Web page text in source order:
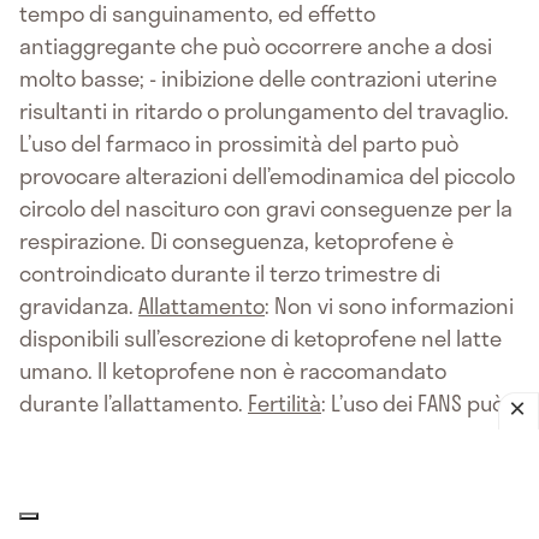
tempo di sanguinamento, ed effetto
antiaggregante che può occorrere anche a dosi
molto basse; - inibizione delle contrazioni uterine
risultanti in ritardo o prolungamento del travaglio.
L’uso del farmaco in prossimità del parto può
provocare alterazioni dell’emodinamica del piccolo
circolo del nascituro con gravi conseguenze per la
respirazione. Di conseguenza, ketoprofene è
controindicato durante il terzo trimestre di
gravidanza.Allattamento: Non vi sono informazioni
disponibili sull’escrezione di ketoprofene nel latte
umano. Il ketoprofene non è raccomandato
durante l’allattamento. Fertilità: L’uso dei FANS può